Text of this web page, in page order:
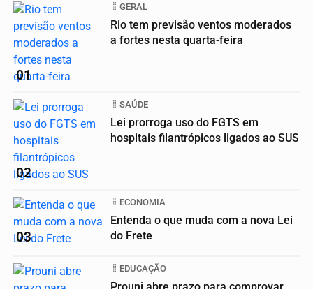
01
GERAL
Rio tem previsão ventos moderados
a fortes nesta quarta-feira
02
SAÚDE
Lei prorroga uso do FGTS em
hospitais filantrópicos ligados ao SUS
03
ECONOMIA
Entenda o que muda com a nova Lei
do Frete
EDUCAÇÃO
Prouni abre prazo para comprovar